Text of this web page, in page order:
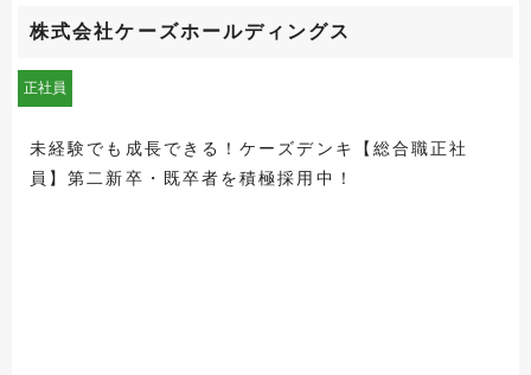
株式会社ケーズホールディングス
正社員
未経験でも成長できる！ケーズデンキ【総合職正社
員】第二新卒・既卒者を積極採用中！